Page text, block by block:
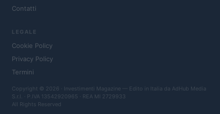
Contatti
LEGALE
Cookie Policy
Privacy Policy
Termini
Copyright © 2026 · Investimenti Magazine — Edito in Italia da AdHub Media
S.r.l. · P.IVA 13542920965 · REA MI 2729933
All Rights Reserved